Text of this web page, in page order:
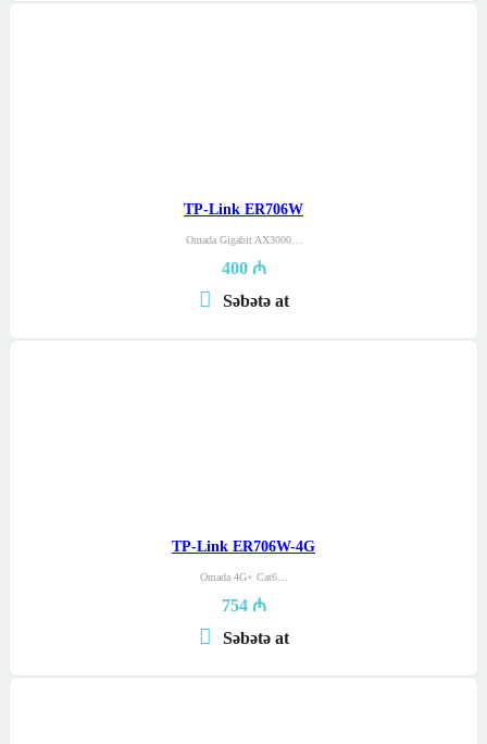
TP-Link ER706W
Omada Gigabit AX3000…
400 ₼
Səbətə at
TP-Link ER706W-4G
Omada 4G+ Cat6…
754 ₼
Səbətə at